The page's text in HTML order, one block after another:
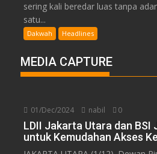
sering kali beredar luas tanpa
satu...
Dakwah Headlines
MEDIA CAPTURE
01/Dec/2024 nabil 0
LDII Jakarta Utara dan BSI
untuk Kemudahan Akses